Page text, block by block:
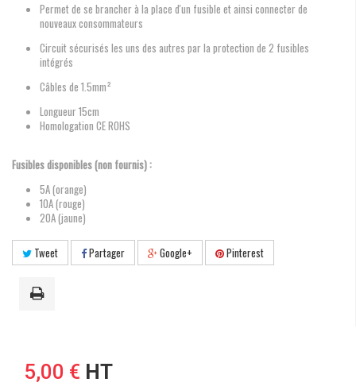
Permet de se brancher à la place d'un fusible et ainsi connecter de
nouveaux consommateurs
Circuit sécurisés les uns des autres par la protection de 2 fusibles
intégrés
Câbles de 1.5mm²
Longueur 15cm
Homologation CE ROHS
Fusibles disponibles (non fournis) :
5A (orange)
10A (rouge)
20A (jaune)
Tweet Partager Google+ Pinterest
5,00 € HT